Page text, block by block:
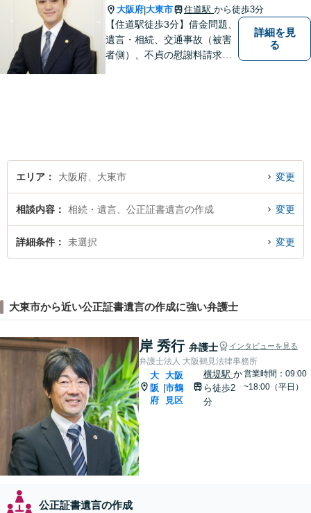
大阪府|大東市 住道駅 から徒歩3分
【住道駅徒歩3分】借金問題、
遺言・相続、交通事故（被害
者側）、不貞の慰謝料請求は
詳細を見
る
エリア 大阪府、大東市 変更
相談内容 相続・遺言、公正証書遺言の作成 変更
詳細条件 未選択 変更
大東市から近い公正証書遺言の作成に強い弁護士
岸 秀行 弁護士 インタビューを見る
弁護士法人 大阪鶴見法律事務所
大
阪
府
|
大阪
市鶴
見区
横堤駅 か
ら徒歩2
分
営業時間：09:00
~18:00（平日）
公正証書遺言の作成